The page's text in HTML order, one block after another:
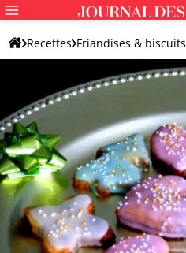
Recettes Friandises & biscuits